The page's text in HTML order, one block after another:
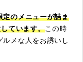
定のメニューが詰ま
ています。この時
メな人をお誘いし